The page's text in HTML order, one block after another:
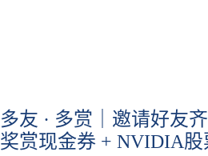
多友 · 多赏｜邀请好友
奖赏现金券 + NVIDIA